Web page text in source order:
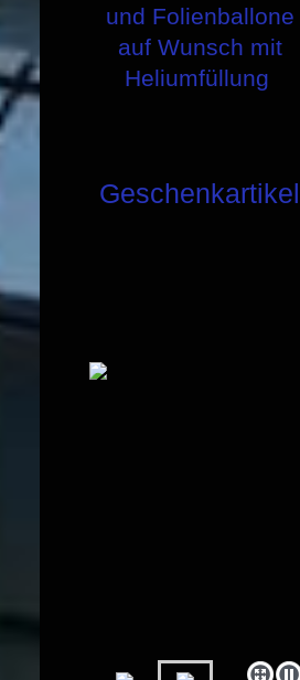
und Folienballone
auf Wunsch mit
Heliumfüllung
Geschenkartikel